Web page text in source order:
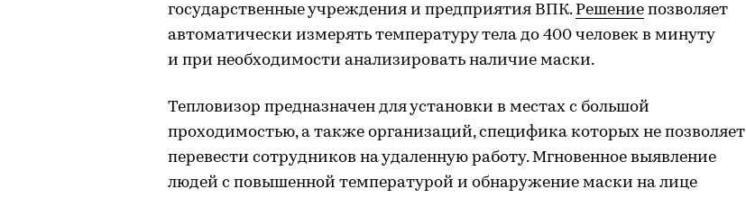
государственные учреждения и предприятия ВПК. Решение позволяет
автоматически измерять температуру тела до 400 человек в минуту
и при необходимости анализировать наличие маски.
Тепловизор предназначен для установки в местах с большой
проходимостью, а также организаций, специфика которых не позволяет
перевести сотрудников на удаленную работу. Мгновенное выявление
людей с повышенной температурой и обнаружение маски на лице